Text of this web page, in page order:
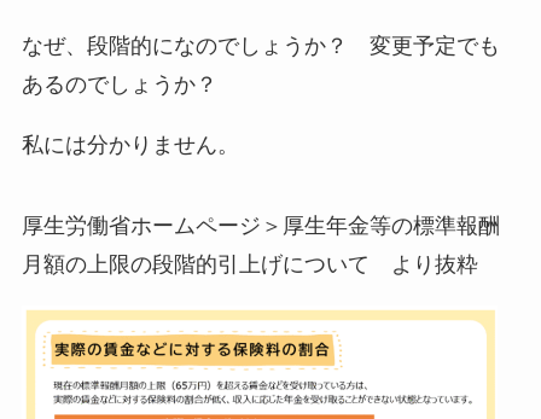
なぜ、段階的になのでしょうか？ 変更予定でも
あるのでしょうか？
私には分かりません。
厚生労働省ホームページ＞厚生年金等の標準報酬
月額の上限の段階的引上げについて より抜粋